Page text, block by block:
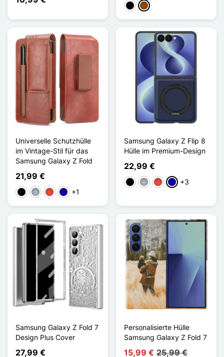
Schwarz
Braun
Universelle Schutzhülle
im Vintage-Stil für das
Samsung Galaxy Z Fold
21,99 €
Schwarz
GrauRot Dunkelblau
+1
Samsung Galaxy Z Flip 8
Hülle im Premium-Design
22,99 €
Schwarz
GrauRot Dunkelblau
+3
Samsung Galaxy Z Fold 7
Design Plus Cover
27,99 €
Personalisierte Hülle
Samsung Galaxy Z Fold 7
15,99 € 25,99 €